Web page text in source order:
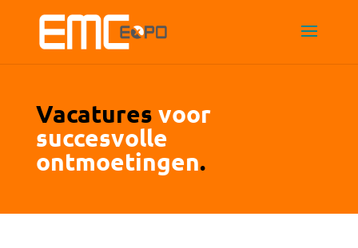
Vacatures voor
succesvolle
ontmoetingen.